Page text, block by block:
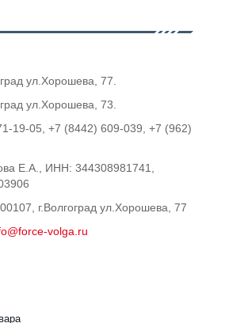
ул.Хорошева, 77.
ул.Хорошева, 73.
19-05, +7 (8442) 609-039, +7 (962)
Е.А., ИНН: 344308981741,
г.Волгоград ул.Хорошева, 77
volga.ru